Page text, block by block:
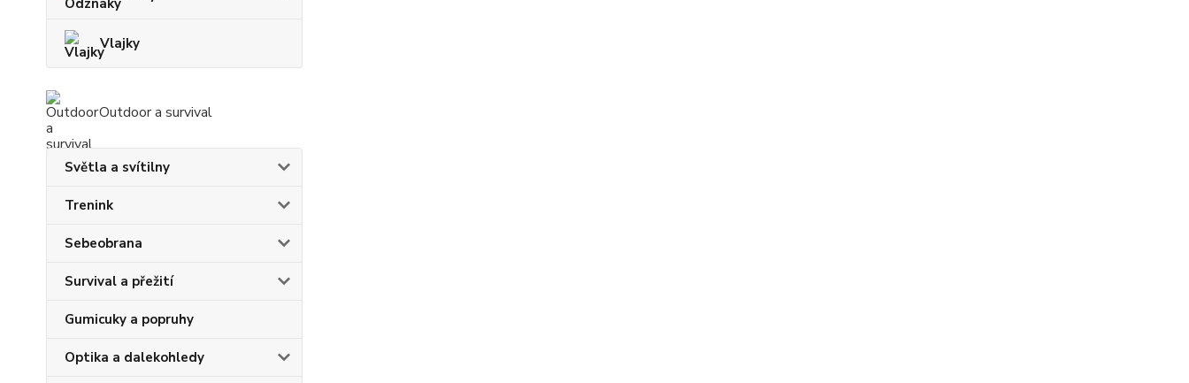
Vlajky
Outdoor a survival
Světla a svítilny
Trenink
Sebeobrana
Survival a přežití
Gumicuky a popruhy
Optika a dalekohledy